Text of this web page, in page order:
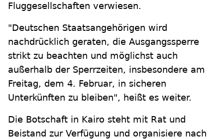
Fluggesellschaften verwiesen.
"Deutschen Staatsangehörigen wird
nachdrücklich geraten, die Ausgangssperre
strikt zu beachten und möglichst auch
außerhalb der Sperrzeiten, insbesondere am
Freitag, dem 4. Februar, in sicheren
Unterkünften zu bleiben", heißt es weiter.
Die Botschaft in Kairo steht mit Rat und
Beistand zur Verfügung und organisiere nach